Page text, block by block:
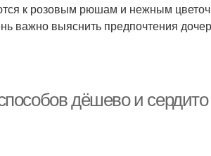
к розовым рюшам и нежным
важно выяснить предпочтения
дёшево и